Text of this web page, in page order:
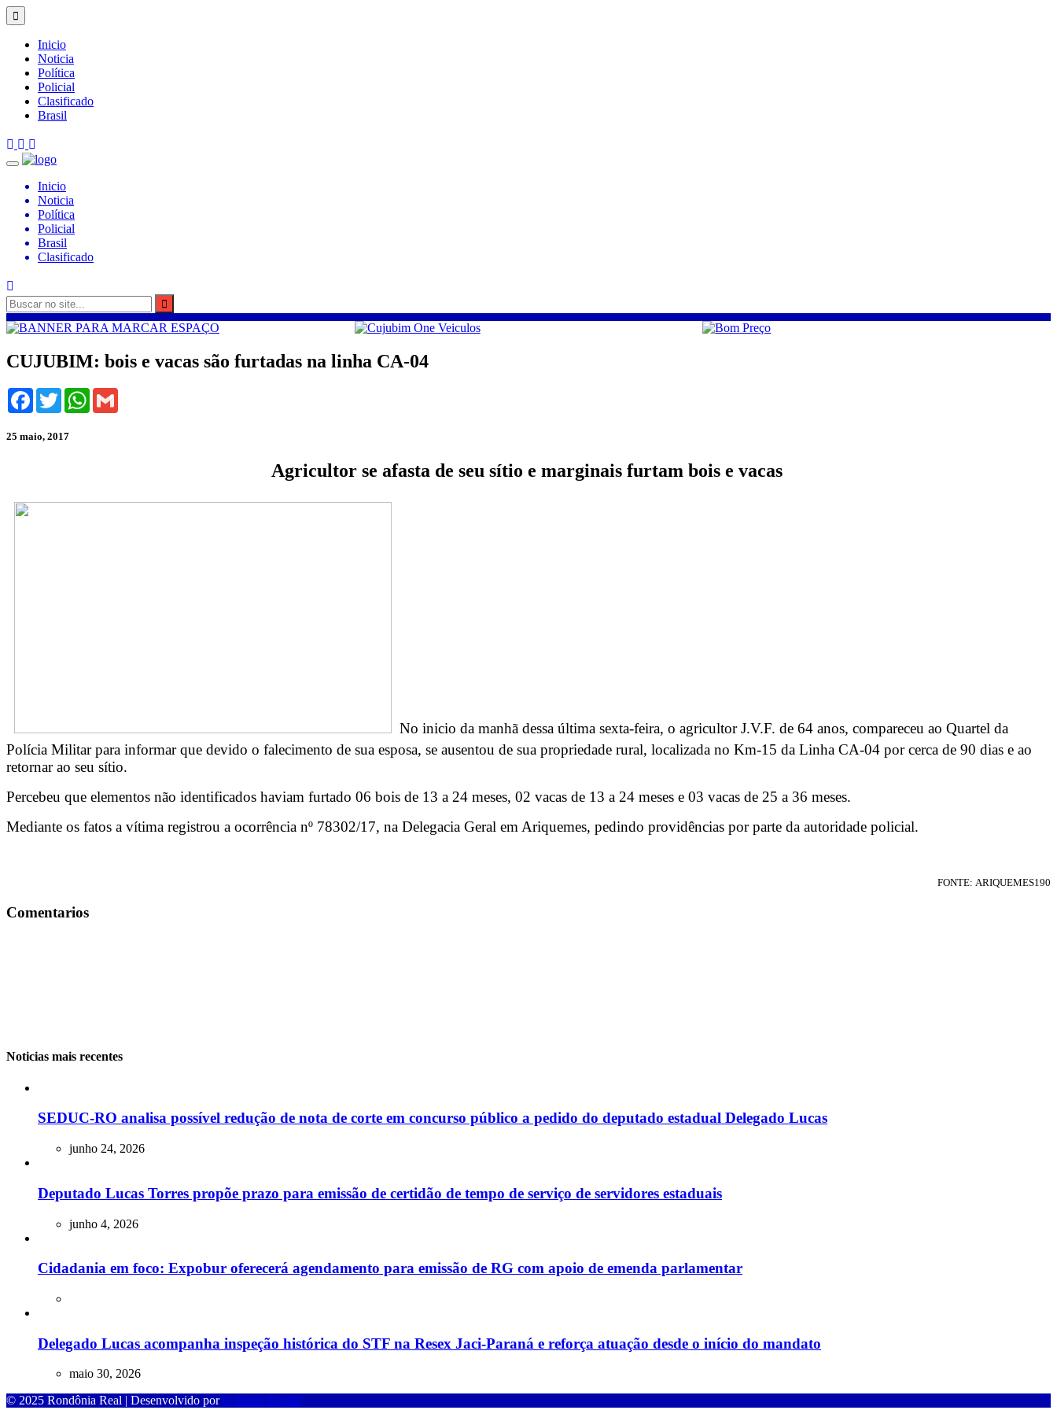
Inicio
Noticia
Política
Policial
Clasificado
Brasil
Inicio
Noticia
Política
Policial
Brasil
Clasificado
CUJUBIM: bois e vacas são furtadas na linha CA-04
Facebook
TwitterWhatsApp
25 maio, 2017
Agricultor se afasta de seu sítio e marginais furtam bois e vacas
No inicio da manhã dessa última sexta-feira, o agricultor J.V.F. de 64 anos, compareceu ao Quartel da
Polícia Militar para informar que devido o falecimento de sua esposa, se ausentou de sua propriedade rural, localizada no Km-15 da Linha CA-04 por cerca de 90 dias e ao
retornar ao seu sítio.
Percebeu que elementos não identificados haviam furtado 06 bois de 13 a 24 meses, 02 vacas de 13 a 24 meses e 03 vacas de 25 a 36 meses.
Mediante os fatos a vítima registrou a ocorrência nº 78302/17, na Delegacia Geral em Ariquemes, pedindo providências por parte da autoridade policial.
FONTE: ARIQUEMES190
Comentarios
Noticias mais recentes
SEDUC-RO analisa possível redução de nota de corte em concurso público a pedido do deputado estadual Delegado Lucas
junho 24, 2026
Deputado Lucas Torres propõe prazo para emissão de certidão de tempo de serviço de servidores estaduais
junho 4, 2026
Cidadania em foco: Expobur oferecerá agendamento para emissão de RG com apoio de emenda parlamentar
Delegado Lucas acompanha inspeção histórica do STF na Resex Jaci-Paraná e reforça atuação desde o início do mandato
maio 30, 2026
© 2025 Rondônia Real | Desenvolvido por O Ponto Digital